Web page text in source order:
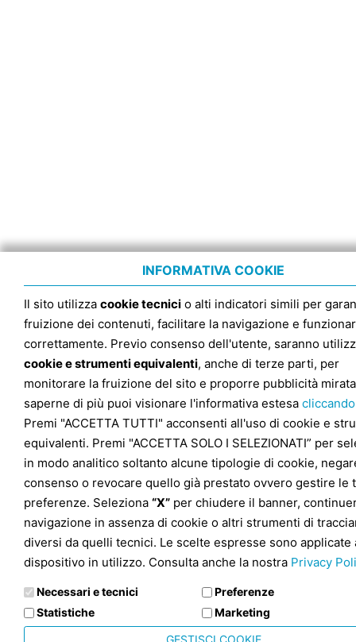
INFORMATIVA COOKIE
Il sito utilizza cookie tecnici o alti indicatori simili per
fruizione dei contenuti, facilitare la navigazione e
correttamente. Previo consenso dell'utente, saranno
cookie e strumenti equivalenti, anche di terze parti, per
monitorare la fruizione del sito e proporre pubblicità
saperne di più puoi visionare l'informativa estesa
Premi "ACCETTA TUTTI" acconsenti all'uso di cookie e
equivalenti. Premi "ACCETTA SOLO I SELEZIONATI” per
in modo analitico soltanto alcune tipologie di cookie,
consenso o revocare quello già prestato ovvero gestire le
preferenze. Seleziona “X” per chiudere il banner,
navigazione in assenza di cookie o altri strumenti di
diversi da quelli tecnici. Le scelte espresse sono applicate
dispositivo in utilizzo. Consulta anche la nostra Privacy
Necessari e tecnici
Preferenze
Statistiche
Marketing
GESTISCI COOKIE